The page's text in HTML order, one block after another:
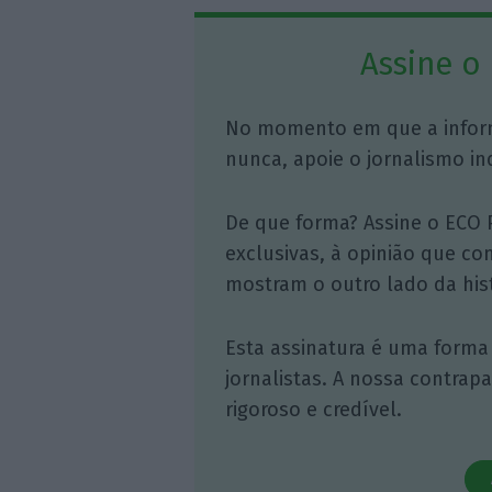
Assine o
No momento em que a
nunca, apoie o jornalismo
De que forma? Assine o
exclusivas, à opinião que
mostram o outro lado da
Esta assinatura é uma
jornalistas. A nossa
rigoroso e credível.